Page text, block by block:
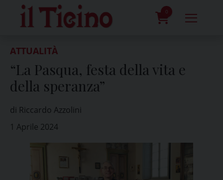
content
0
ATTUALITÀ
“La Pasqua, festa della vita e
della speranza”
di Riccardo Azzolini
1 Aprile 2024